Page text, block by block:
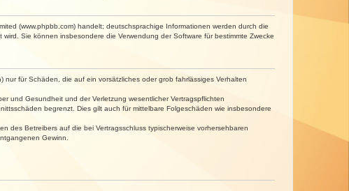
(www.phpbb.com) handelt; deutschsprachige Informationen werden durch die
Sie können insbesondere die Verwendung der Software für bestimmte Zwecke
für Schäden, die auf ein vorsätzliches oder grob fahrlässiges Verhalten
und Gesundheit und der Verletzung wesentlicher Vertragspflichten
begrenzt. Dies gilt auch für mittelbare Folgeschäden wie insbesondere
des Betreibers auf die bei Vertragsschluss typischerweise vorhersehbaren
Gewinn.